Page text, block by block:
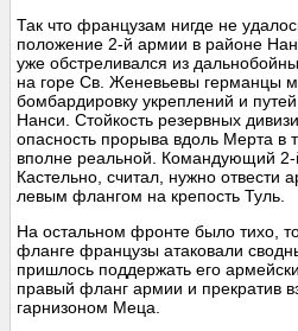
Так что французам нигде не
положение 2-й армии в районе
уже обстреливался из
на горе Св. Женевьевы германцы
бомбардировку укреплений и
Нанси. Стойкость резервных
опасность прорыва вдоль Мерта в
вполне реальной. Командующий
Кастельно, считал, нужно отвести
левым флангом на крепость Туль.
На остальном фронте было тихо,
фланге французы атаковали
пришлось поддержать его
правый фланг армии и прекратив
гарнизоном Меца.